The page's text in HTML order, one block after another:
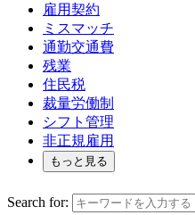
雇用契約
ミスマッチ
通勤交通費
残業
住民税
裁量労働制
シフト管理
非正規雇用
もっと見る
Search for: